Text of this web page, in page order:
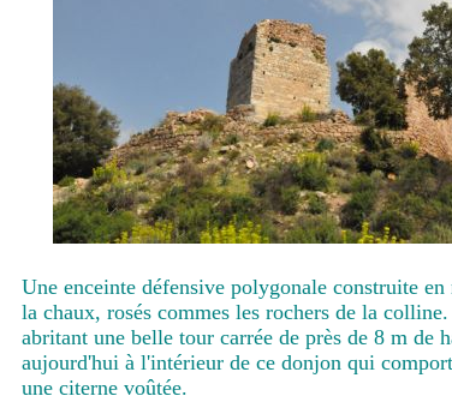
Une enceinte défensive polygonale construite
la chaux, rosés commes les rochers de la
abritant une belle tour carrée de près de 8 m de
aujourd'hui à l'intérieur de ce donjon qui
une citerne voûtée.